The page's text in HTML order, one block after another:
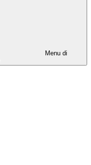
Menu di